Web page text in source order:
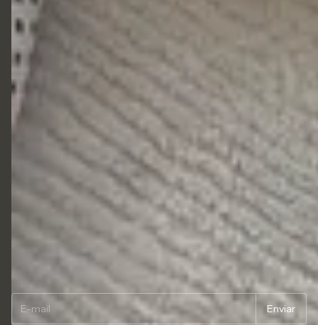
Quem Somos
Clientes Satisfeitos
Contato
Fretes e Entregas
Garantias dos produtos
Trocas e Devoluções